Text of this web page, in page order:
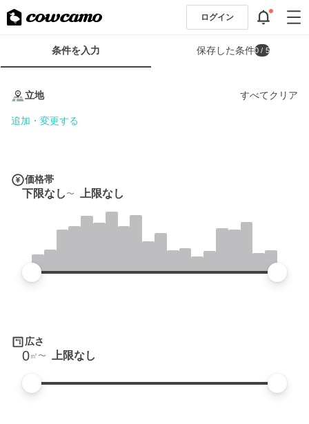
ログイン
条
条件を入力 保存した条件0 / 5
立地 すべてクリア
追加・変更する
価格帯
下限なし 上限なし
広さ
0㎡ 上限なし